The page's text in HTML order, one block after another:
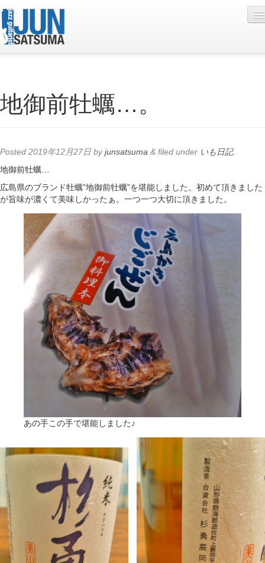
Live Schedule
Photo
Contact
YouTube
Online Lesson
地御前牡蠣…。
Posted 2019年12月27日 byjunsatsuma & filed under いも日記.
地御前牡蠣…
広島県のブランド牡蠣”地御前牡蠣”を堪能しました。初めて頂きました
が旨味が濃くて美味しかったぁ。一つ一つ大切に頂きました。
あの手この手で堪能しました♪